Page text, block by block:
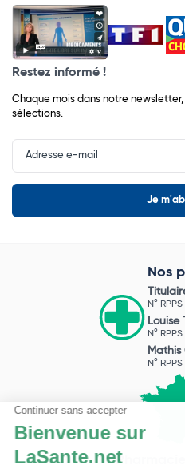
Restez informé !
Chaque mois dans notre
sélections.
Input
Newsletter
Nos
N°
Louise
N°
Mathis
N°
Pharmacie